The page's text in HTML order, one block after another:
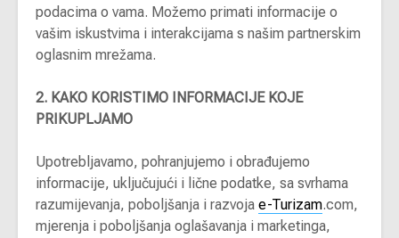
podacima o vama. Možemo primati informacije o
vašim iskustvima i interakcijama s našim partnerskim
oglasnim mrežama.
2. KAKO KORISTIMO INFORMACIJE KOJE
PRIKUPLJAMO
Upotrebljavamo, pohranjujemo i obrađujemo
informacije, uključujući i lične podatke, sa svrhama
razumijevanja, poboljšanja i razvoja e-Turizam.com,
mjerenja i poboljšanja oglašavanja i marketinga,